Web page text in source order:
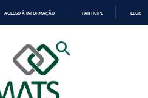
CONTEÚDO
ACESSO À INFORMAÇÃO PARTICIPE